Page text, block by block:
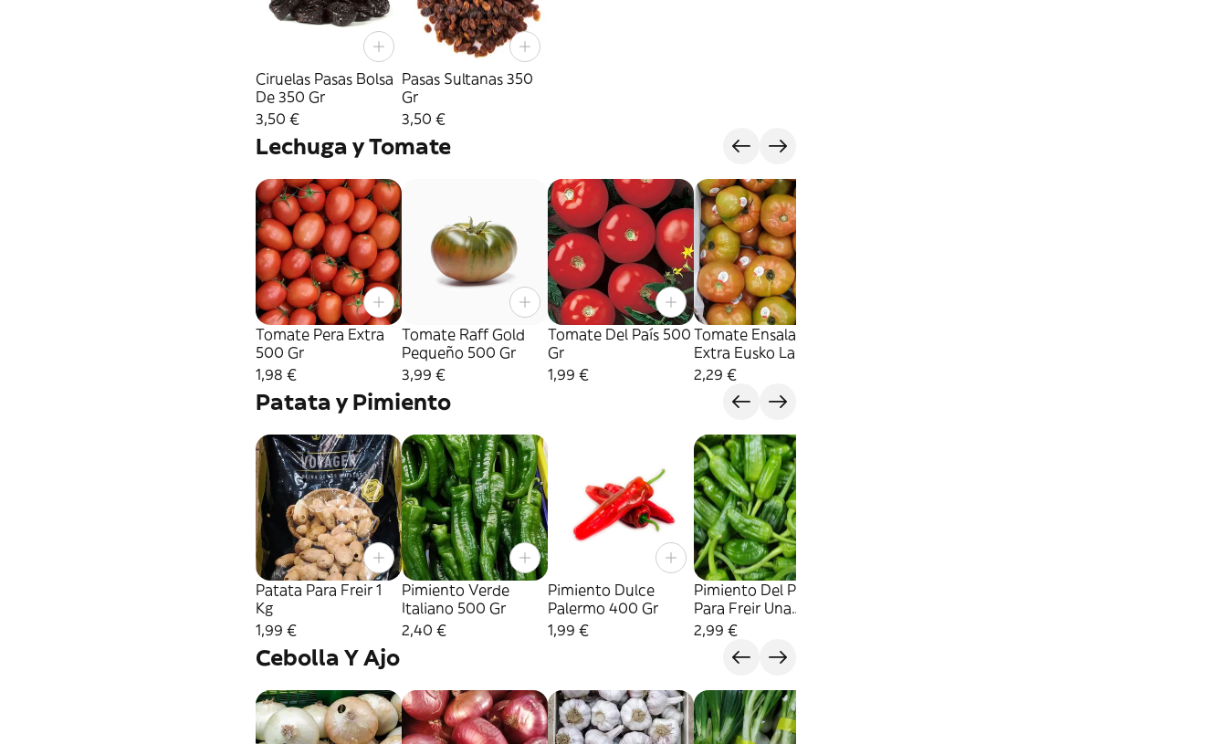
Ciruelas Pasas Bolsa
De 350 Gr
3,50 €
Pasas Sultanas 350
Gr
3,50 €
Lechuga y Tomate
Tomate Pera Extra
500 Gr
1,98 €
Tomate Raff Gold
Pequeño 500 Gr
3,99 €
Tomate Del País 500
Gr
1,99 €
Tomate Ensalada
Extra Eusko Label
500 Gr
2,29 €
Patata y Pimiento
Patata Para Freir 1
Kg
1,99 €
Pimiento Verde
Italiano 500 Gr
2,40 €
Pimiento Dulce
Palermo 400 Gr
1,99 €
Pimiento Del País
Para Freir Una
Docena
2,99 €
Cebolla Y Ajo